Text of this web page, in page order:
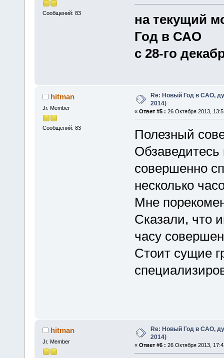
Сообщений: 83
на текущий
Год в САО
с 28-го
hitman
Jr. Member
Сообщений: 83
Re: Новый Год в САО,
2014)
« Ответ #5 : 26 Октября 2013,
Полезный
Обзаведитесь
совершенно
несколько
Мне
Сказали, что
часу
Стоит сущие
hitman
Jr. Member
Re: Новый Год в САО,
2014)
« Ответ #6 : 26 Октября 2013,